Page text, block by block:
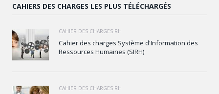
CAHIERS DES CHARGES LES PLUS TÉLÉCHARGÉS
CAHIER DES CHARGES RH
Cahier des charges Système d'Information des
Ressources Humaines (SIRH)
CAHIER DES CHARGES RH